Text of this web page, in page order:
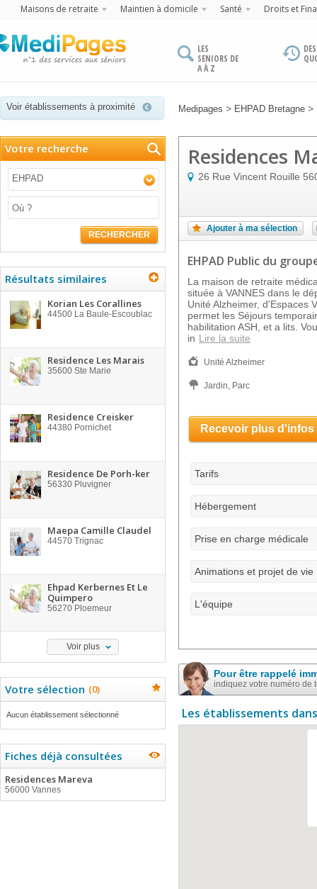
Maisons de retraite Maintien à domicile Santé Droits et
LES
SENIORS DE
A À Z
Voir établissements à proximité Medipages > EHPAD Bretagne >
Votre recherche
EHPAD
RECHERCHER
Résultats similaires
Korian Les Corallines
44500 La Baule-Escoublac
Residence Les Marais
35600 Ste Marie
Residence Creisker
44380 Pornichet
Residence De Porh-ker
56330 Pluvigner
Maepa Camille Claudel
44570 Trignac
Ehpad Kerbernes Et Le
Quimpero
56270 Ploemeur
Voir plus
Votre sélection (0)
Aucun établissement sélectionné
Fiches déjà consultées
Residences Mareva
56000 Vannes
Residences
26 Rue Vincent Rouille
Ajouter à ma sélection
EHPAD Public du
La maison de retraite
située à VANNES dans le
Unité Alzheimer, d'Espaces
permet les Séjours
habilitation ASH, et a lits.
in Lire la suite
Unité Alzheimer
Jardin, Parc
Recevoir plus d'infos
Tarifs
Hébergement
Prise en charge médicale
Animations et projet de vie
L'équipe
Pour être rappelé
indiquez votre numéro de
Les établissements